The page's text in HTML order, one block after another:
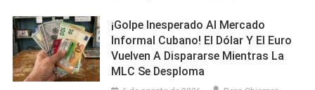
¡Golpe Inesperado Al Mercado
Informal Cubano! El Dólar Y El Euro
Vuelven A Dispararse Mientras La
MLC Se Desploma